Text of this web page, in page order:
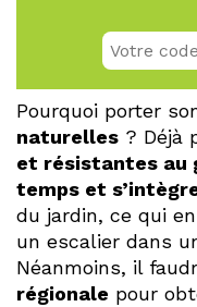
Pourquoi porter
naturelles ? Déjà
et résistantes au
temps et
du jardin, ce qui
un escalier dans
Néanmoins, il
régionale pour